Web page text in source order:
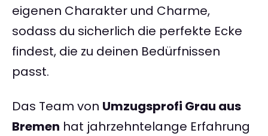
eigenen Charakter und Charme,
sodass du sicherlich die perfekte Ecke
findest, die zu deinen Bedürfnissen
passt.
Das Team von Umzugsprofi Grau aus
Bremen hat jahrzehntelange Erfahrung